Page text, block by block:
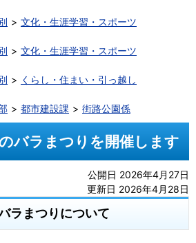
文化・生涯学習・スポーツ
文化・生涯学習・スポーツ
くらし・住まい・引っ越し
都市建設課 街路公園係
バラまつりを開催します
公開日 2026年4月27日
更新日 2026年4月28日
ラまつりについて